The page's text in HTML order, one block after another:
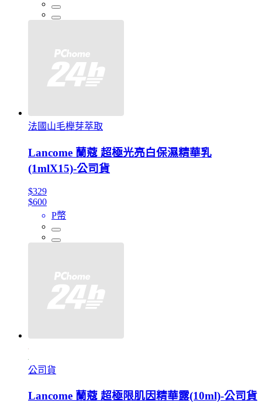
法國山毛櫸芽萃取
Lancome 蘭蔻 超極光亮白保濕精華乳
(1mlX15)-公司貨
$329
$600
P幣
公司貨
Lancome 蘭蔻 超極限肌因精華露(10ml)-公司貨